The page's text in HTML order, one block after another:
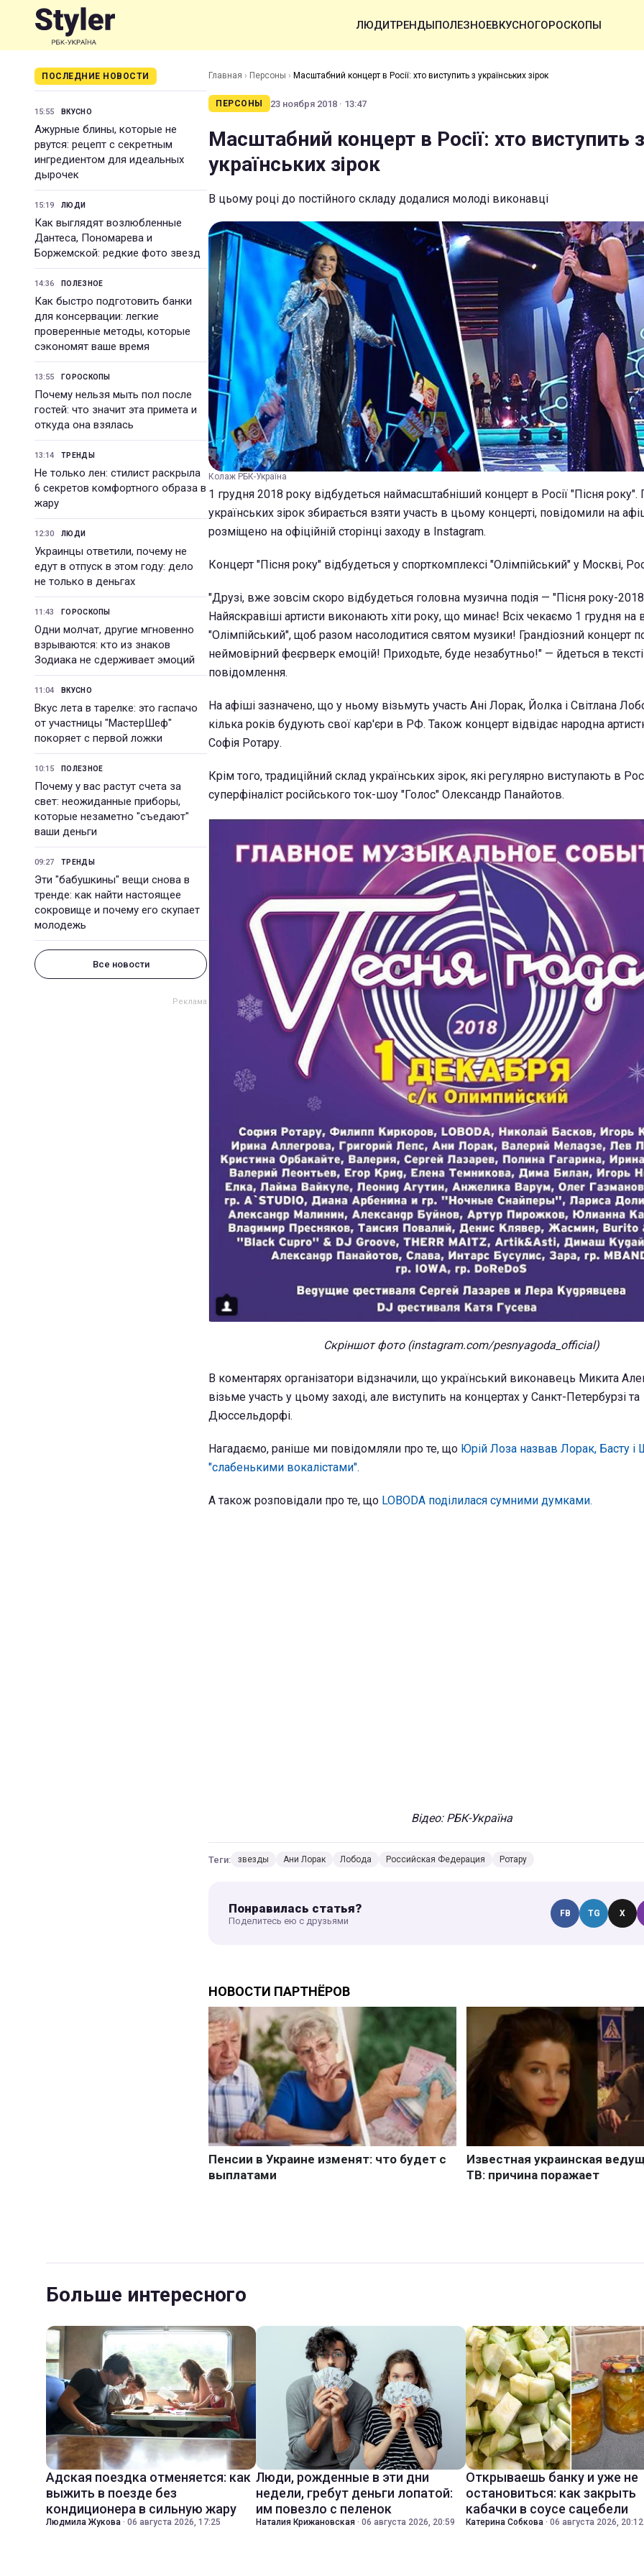
ЛЮДИТРЕНДЫПОЛЕЗНОЕВКУСНОГОРОСКОПЫ
ПОСЛЕДНИЕ НОВОСТИ
15:55 ВКУСНО
Ажурные блины, которые не
рвутся: рецепт с секретным
ингредиентом для идеальных
дырочек
15:19 ЛЮДИ
Как выглядят возлюбленные
Дантеса, Пономарева и
Боржемской: редкие фото звезд
14:36 ПОЛЕЗНОЕ
Как быстро подготовить банки
для консервации: легкие
проверенные методы, которые
сэкономят ваше время
13:55 ГОРОСКОПЫ
Почему нельзя мыть пол после
гостей: что значит эта примета и
откуда она взялась
13:14 ТРЕНДЫ
Не только лен: стилист раскрыла
6 секретов комфортного образа в
жару
12:30 ЛЮДИ
Украинцы ответили, почему не
едут в отпуск в этом году: дело
не только в деньгах
11:43 ГОРОСКОПЫ
Одни молчат, другие мгновенно
взрываются: кто из знаков
Зодиака не сдерживает эмоций
11:04 ВКУСНО
Вкус лета в тарелке: это гаспачо
от участницы "МастерШеф"
покоряет с первой ложки
10:15 ПОЛЕЗНОЕ
Почему у вас растут счета за
свет: неожиданные приборы,
которые незаметно "съедают"
ваши деньги
09:27 ТРЕНДЫ
Эти "бабушкины" вещи снова в
тренде: как найти настоящее
сокровище и почему его скупает
молодежь
Все новости
Главная › Персоны › Масштабний концерт в Росії: хто виступить з українських зірок
ПЕРСОНЫ 23 ноября 2018 · 13:47
Масштабний концерт в Росії: хто виступить з
українських зірок
В цьому році до постійного складу додалися молоді виконавці
Колаж РБК-Україна
1 грудня 2018 року відбудеться наймасштабніший концерт в Росії "Пісня року".
українських зірок збирається взяти участь в цьому концерті, повідомили на
розміщено на офіційній сторінці заходу в Instagram.
Концерт "Пісня року" відбудеться у спорткомплексі "Олімпійський" у Москві,
"Друзі, вже зовсім скоро відбудеться головна музична подія — "Пісня року-
Найяскравіші артисти виконають хіти року, що минає! Всіх чекаємо 1 грудня на
"Олімпійський", щоб разом насолодитися святом музики! Грандіозний концерт
неймовірний феєрверк емоцій! Приходьте, буде незабутньо!" — йдеться в тексті
повідомлення.
На афіші зазначено, що у ньому візьмуть участь Ані Лорак, Йолка і Світлана
кілька років будують свої кар'єри в РФ. Також концерт відвідає народна
Софія Ротару.
Крім того, традиційний склад українських зірок, які регулярно виступають в
суперфіналіст російського ток-шоу "Голос" Олександр Панайотов.
Скріншот фото (instagram.com/pesnyagoda_official)
В коментарях організатори відзначили, що український виконавець Микита
візьме участь у цьому заході, але виступить на концертах у Санкт-Петербурзі та
Дюссельдорфі.
Нагадаємо, раніше ми повідомляли про те, що Юрій Лоза назвав Лорак, Басту і
"слабенькими вокалістами".
А також розповідали про те, що LOBODA поділилася сумними думками.
Відео: РБК-Україна
Теги: звезды Ани Лорак Лобода Российская Федерация Ротару
Понравилась статья?
Поделитесь ею с друзьями
FB TG X
Больше интересного
Адская поездка отменяется: как
выжить в поезде без
кондиционера в сильную жару
Людмила Жукова · 06 августа 2026, 17:25
Люди, рожденные в эти дни
недели, гребут деньги лопатой:
им повезло с пеленок
Наталия Крижановская · 06 августа 2026, 20:59
Открываешь банку и уже не
остановиться: как закрыть
кабачки в соусе сацебели
Катерина Собкова · 06 августа 2026, 20:12